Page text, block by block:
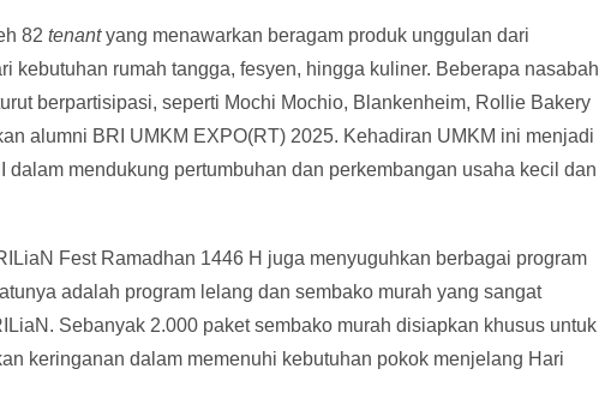
82 tenantyang menawarkan beragam produk unggulan dari
kebutuhan rumah tangga, fesyen, hingga kuliner. Beberapa nasabah
berpartisipasi, seperti Mochi Mochio, Blankenheim, Rollie Bakery
alumni BRI UMKM EXPO(RT) 2025. Kehadiran UMKM ini menjadi
dalam mendukung pertumbuhan dan perkembangan usaha kecil dan
Fest Ramadhan 1446 H juga menyuguhkan berbagai program
adalah program lelang dan sembako murah yang sangat
Sebanyak 2.000 paket sembako murah disiapkan khusus untuk
keringanan dalam memenuhi kebutuhan pokok menjelang Hari